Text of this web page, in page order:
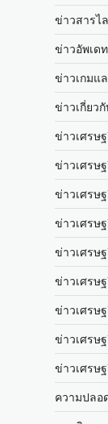
ข่าวสารไ
ข่าวอัพเด
ข่าวเกมแ
ข่าวเกี่ยว
ข่าวเศรษ
ข่าวเศรษ
ข่าวเศรษ
ข่าวเศรษ
ข่าวเศรษ
ข่าวเศรษ
ข่าวเศรษ
ข่าวเศรษ
ข่าวเศรษ
ความปลอ